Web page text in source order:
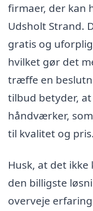
firmaer, der kan
Udsholt Strand.
gratis og
hvilket gør det
træffe en
tilbud betyder,
håndværker,
til kvalitet og pris.
Husk, at det
den billigste
overveje